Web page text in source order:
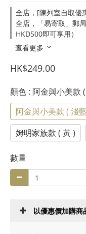
全店，[陳列室自取優
全店，「易寄取」郵
HKD500即可享用）
查看更多
HK$249.00
顏色 : 阿金與小美款
阿金與小美款 ( 淺
姆明家族款 ( 黃 )
數量
以優惠價加購商